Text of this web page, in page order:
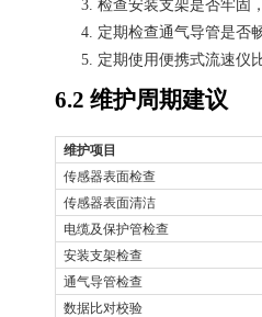
3. 检查安装支架是否牢固
4. 定期检查通气导管是否
5. 定期使用便携式流速仪
6.2 维护周期建议
维护项目
传感器表面检查
传感器表面清洁
电缆及保护管检查
安装支架检查
通气导管检查
数据比对校验